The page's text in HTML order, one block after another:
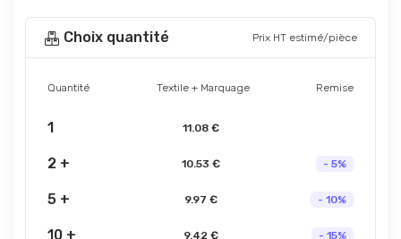
Choix quantité Prix HT estimé/pièce
Quantité Textile + Marquage Remise
1 11.08 €
2 + 10.53 € - 5%
5 + 9.97 € - 10%
10 + 9.42 € - 15%